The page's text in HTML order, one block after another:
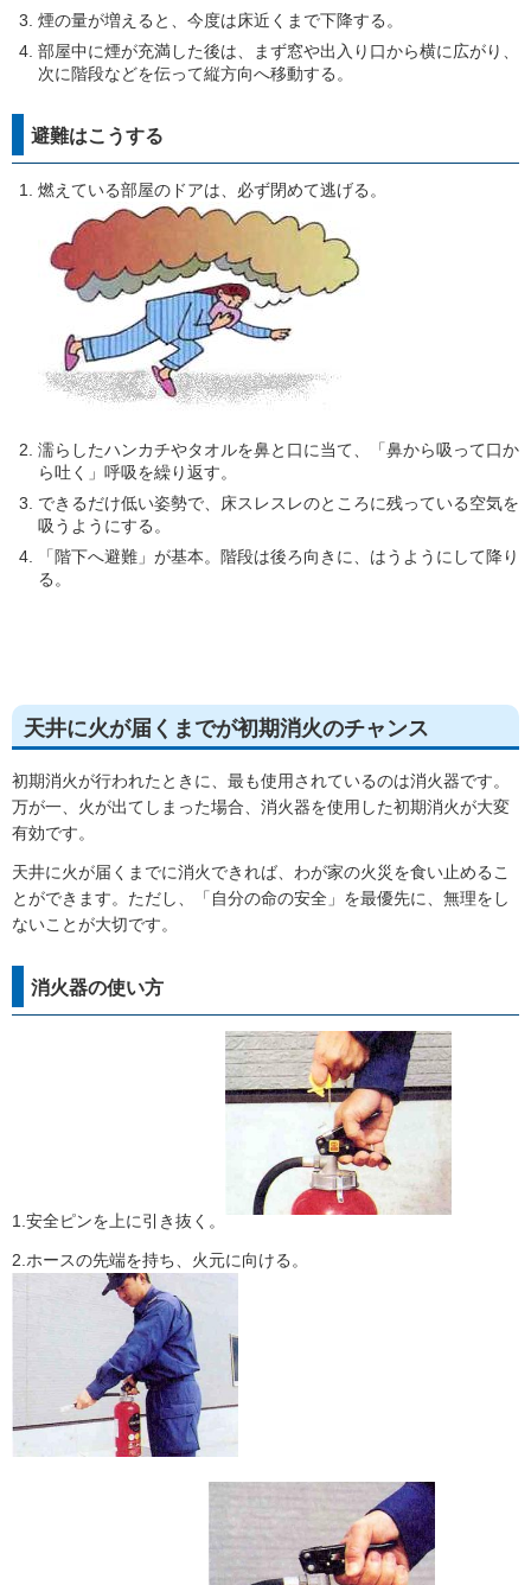
煙の量が増えると、今度は床近くまで下降する。
部屋中に煙が充満した後は、まず窓や出入り口から横に広がり、
次に階段などを伝って縦方向へ移動する。
避難はこうする
燃えている部屋のドアは、必ず閉めて逃げる。
濡らしたハンカチやタオルを鼻と口に当て、「鼻から吸って口か
ら吐く」呼吸を繰り返す。
できるだけ低い姿勢で、床スレスレのところに残っている空気を
吸うようにする。
「階下へ避難」が基本。階段は後ろ向きに、はうようにして降り
る。
天井に火が届くまでが初期消火のチャンス
初期消火が行われたときに、最も使用されているのは消火器です。
万が一、火が出てしまった場合、消火器を使用した初期消火が大変
有効です。
天井に火が届くまでに消火できれば、わが家の火災を食い止めるこ
とができます。ただし、「自分の命の安全」を最優先に、無理をし
ないことが大切です。
消火器の使い方
1.安全ピンを上に引き抜く。
2.ホースの先端を持ち、火元に向ける。